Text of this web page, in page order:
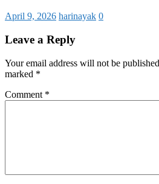
April 9, 2026 harinayak 0
Leave a Reply
Your email address will not be
marked *
Comment *